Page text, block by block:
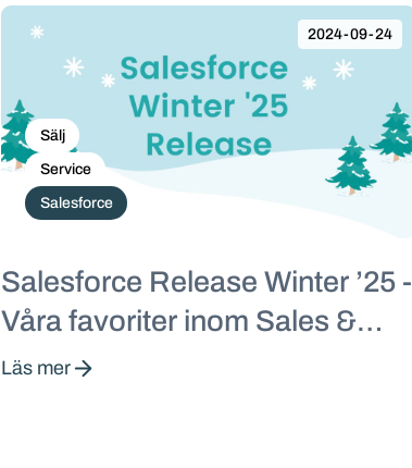
2024-09-24
Sälj
Service
Salesforce
Salesforce Release Winter ’25 -
Våra favoriter inom Sales &
Service!
Läs mer